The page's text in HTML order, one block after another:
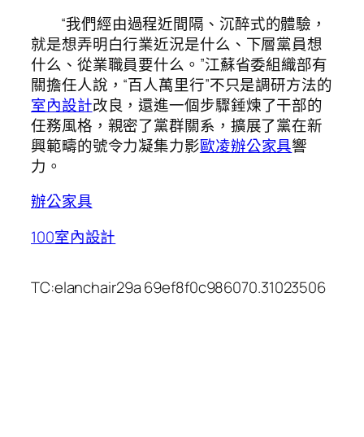
“我們經由過程近間隔、沉醉式的體驗，
就是想弄明白行業近況是什么、下層黨員想
什么、從業職員要什么。”江蘇省委組織部有
關擔任人說，“百人萬里行”不只是調研方法的
室內設計改良，還進一個步驟錘煉了干部的
任務風格，親密了黨群關系，擴展了黨在新
興範疇的號令力凝集力影歐凌辦公家具響
力。
辦公家具
100室內設計
TC:elanchair29a 69ef8f0c986070.31023506